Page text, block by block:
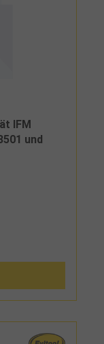
IFM
und